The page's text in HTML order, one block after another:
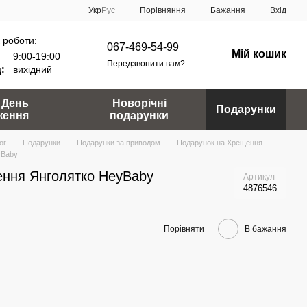
УкрРус Порівняння Бажання Вхід
роботи:
9:00-19:00
вихідний
067-469-54-99
Передзвонити вам?
Мій кошик
Новорічні
подарунки
Подарунки
Подарунки Подарунки за приводом
Подарунок на Хрещення
Янголятко HeyBaby Артикул
4876546
Порівняти В бажання